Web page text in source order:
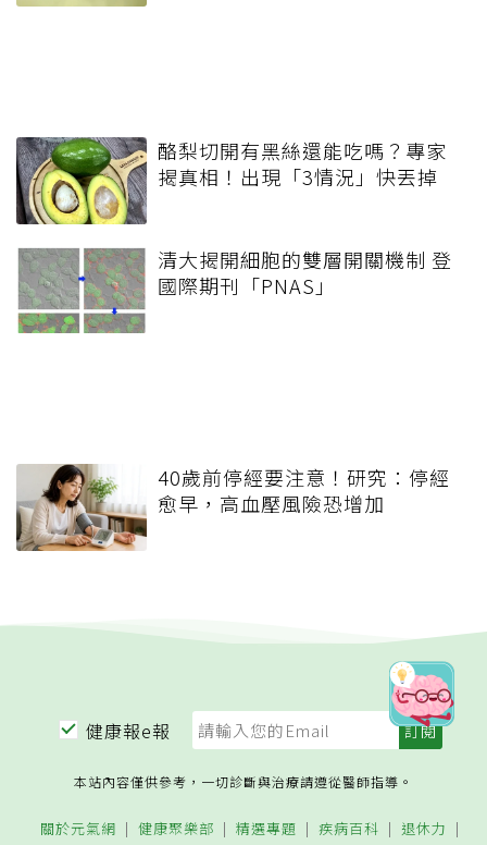
酪梨切開有黑絲還能吃嗎？專家
揭真相！出現「3情況」快丟掉
清大揭開細胞的雙層開關機制 登
國際期刊「PNAS」
40歲前停經要注意！研究：停經
愈早，高血壓風險恐增加
健康報e報
本站內容僅供參考，一切診斷與治療請遵從醫師指導。
關於元氣網 健康聚樂部 精選專題 疾病百科 退休力